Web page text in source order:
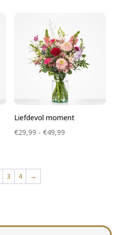
Liefdevol moment
€29,99 - €49,99Prijsklasse:
3 4 →